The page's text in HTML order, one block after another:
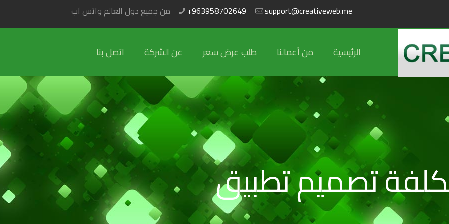
من جميع دول العالم واتس آب +963958702649 support@creativeweb.me
الرئيسية من أعمالنا طلب عرض سعر عن الشركة اتصل بنا
تصميم تطبيق